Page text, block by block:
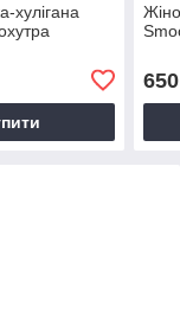
хулігана
650